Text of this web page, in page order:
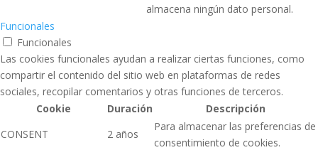
almacena ningún dato personal.
Funcionales
Funcionales
Las cookies funcionales ayudan a realizar ciertas funciones, como
compartir el contenido del sitio web en plataformas de redes
sociales, recopilar comentarios y otras funciones de terceros.
Cookie
Duración
Descripción
CONSENT
2 años
Para almacenar las preferencias de
consentimiento de cookies.